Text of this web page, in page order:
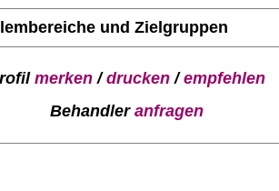
und Zielgruppen
merken/drucken/empfehlen
Behandler anfragen